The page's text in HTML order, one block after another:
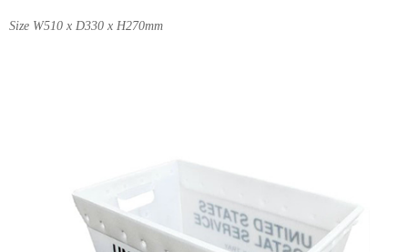
Size W510 x D330 x H270mm